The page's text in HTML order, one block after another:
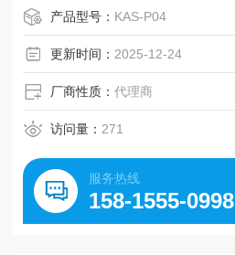
产品型号： KAS-P04
更新时间： 2025-12-24
厂商性质：代理商
访问量： 271
服务热线
158-1555-0998